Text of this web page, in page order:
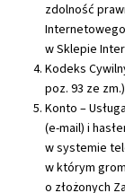
zdolność
w Sklepie
Kodeks
poz. 93 ze
Konto –
(e-mail) i
w systemie
w którym
o złożonych